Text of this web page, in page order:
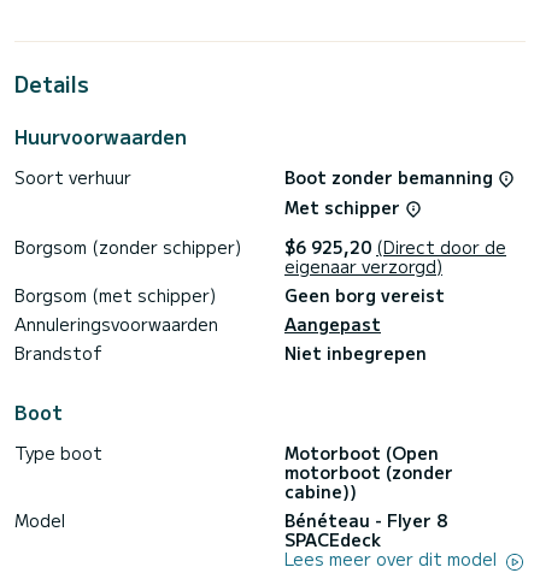
Details
Huurvoorwaarden
Soort verhuur
Boot zonder bemanning
Met schipper
Borgsom (zonder schipper)
$6 925,20 (Direct door de
eigenaar verzorgd)
Borgsom (met schipper)
Geen borg vereist
Annuleringsvoorwaarden
Aangepast
Brandstof
Niet inbegrepen
Boot
Type boot
Motorboot (Open
motorboot (zonder
cabine))
Model
Bénéteau - Flyer 8
SPACEdeck
Lees meer over dit model